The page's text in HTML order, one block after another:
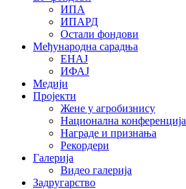
ИПА
ИПАРД
Остали фондови
Међународна сарадња
ЕНАЈ
ИФАЈ
Медији
Пројекти
Жене у агробизнису
Национална конференција
Награде и признања
Рекордери
Галерија
Видео галерија
Задругарство